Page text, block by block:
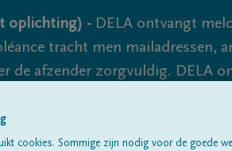
oplichting) - DELA ontvangt
tracht men mailadressen,
de afzender zorgvuldig. DELA
uit te sluiten, dus blijf
cookies. Sommige zijn nodig voor de goede